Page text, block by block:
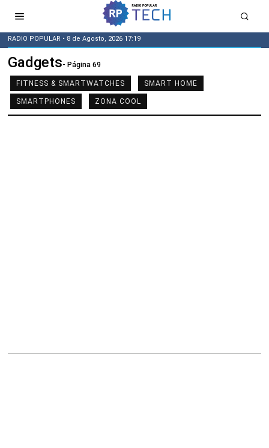
RADIO POPULAR • 8 de Agosto, 2026 17:19
Gadgets- Página 69
FITNESS & SMARTWATCHES SMART HOME
SMARTPHONES ZONA COOL